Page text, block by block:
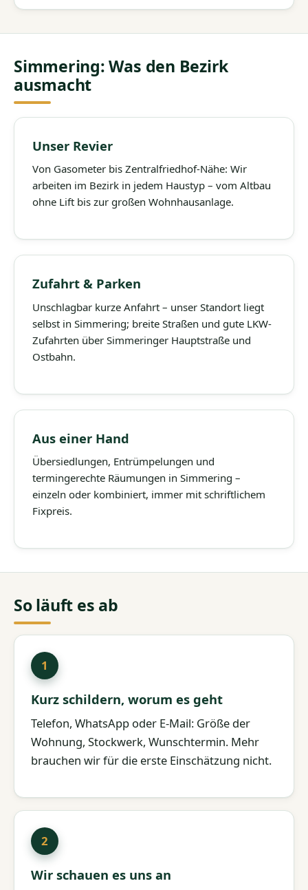
Simmering: Was den Bezirk
ausmacht
Unser Revier
Von Gasometer bis Zentralfriedhof-Nähe: Wir
arbeiten im Bezirk in jedem Haustyp – vom Altbau
ohne Lift bis zur großen Wohnhausanlage.
Zufahrt & Parken
Unschlagbar kurze Anfahrt – unser Standort liegt
selbst in Simmering; breite Straßen und gute LKW-
Zufahrten über Simmeringer Hauptstraße und
Ostbahn.
Aus einer Hand
Übersiedlungen, Entrümpelungen und
termingerechte Räumungen in Simmering –
einzeln oder kombiniert, immer mit schriftlichem
Fixpreis.
So läuft es ab
Kurz schildern, worum es geht
Telefon, WhatsApp oder E-Mail: Größe der
Wohnung, Stockwerk, Wunschtermin. Mehr
brauchen wir für die erste Einschätzung nicht.
Wir schauen es uns an